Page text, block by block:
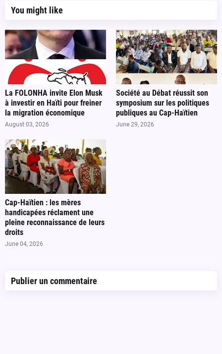
You might like
La FOLONHA invite Elon Musk
à investir en Haïti pour freiner
la migration économique
August 03, 2026
Société au Débat réussit son
symposium sur les politiques
publiques au Cap-Haïtien
June 29, 2026
Cap-Haïtien : les mères
handicapées réclament une
pleine reconnaissance de leurs
droits
June 04, 2026
Publier un commentaire